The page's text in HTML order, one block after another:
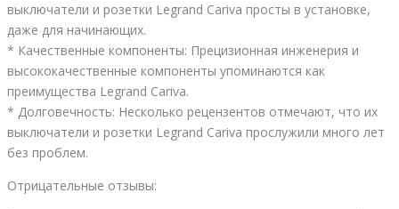
выключатели и розетки Legrand Cariva просты в установке,
даже для начинающих.
* Качественные компоненты: Прецизионная инженерия и
высококачественные компоненты упоминаются как
преимущества Legrand Cariva.
* Долговечность: Несколько рецензентов отмечают, что их
выключатели и розетки Legrand Cariva прослужили много лет
без проблем.
Отрицательные отзывы: